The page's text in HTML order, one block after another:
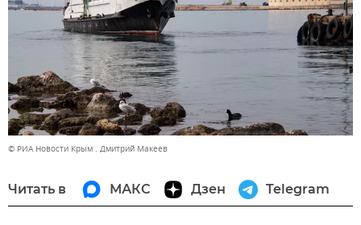
© РИА Новости Крым . Дмитрий Макеев
Читать в МАКС Дзен Telegram